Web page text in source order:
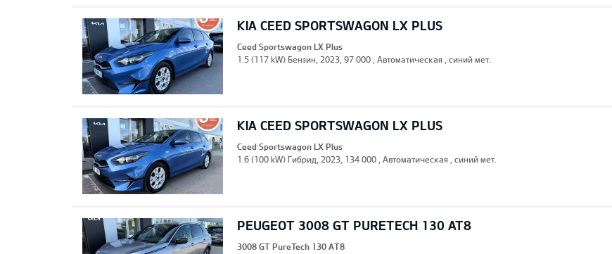
KIA CEED SPORTSWAGON LX PLUS
Ceed Sportswagon LX Plus
1.5 (117 kW) Бензин, 2023, 97 000 , Автоматическая , синий мет.
KIA CEED SPORTSWAGON LX PLUS
Ceed Sportswagon LX Plus
1.6 (100 kW) Гибрид, 2023, 134 000 , Автоматическая , синий мет.
PEUGEOT 3008 GT PURETECH 130 AT8
3008 GT PureTech 130 AT8